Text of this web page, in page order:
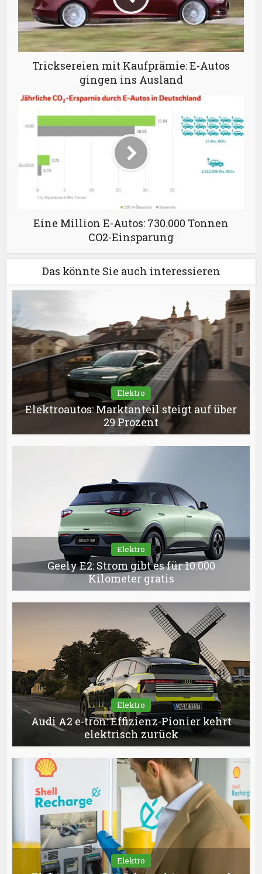
Tricksereien mit Kaufprämie: E-Autos
gingen ins Ausland
Eine Million E-Autos: 730.000 Tonnen
CO2-Einsparung
Das könnte Sie auch interessieren
Elektro
Elektroautos: Marktanteil steigt auf über
29 Prozent
Elektro
Geely E2: Strom gibt es für 10.000
Kilometer gratis
Elektro
Audi A2 e-tron: Effizienz-Pionier kehrt
elektrisch zurück
Elektro